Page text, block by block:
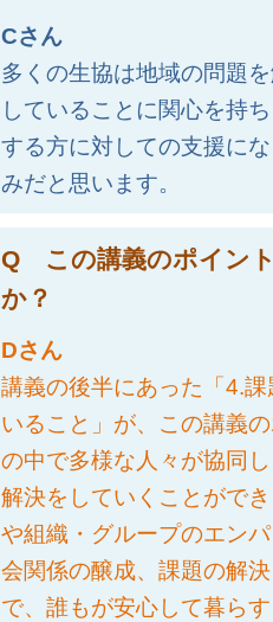
Cさん
多くの生協は地域の問題
していることに関心を持
する方に対しての支援に
みだと思います。
Q この講義のポイン
か？
Dさん
講義の後半にあった「4.
いること」が、この講義
の中で多様な人々が協同
解決をしていくことがで
や組織・グループのエン
会関係の醸成、課題の解
で、誰もが安心して暮ら